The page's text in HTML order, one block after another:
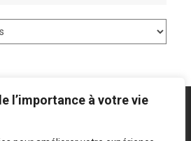
l’importance à votre vie